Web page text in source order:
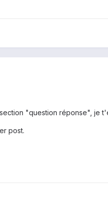
"question réponse", je
post.